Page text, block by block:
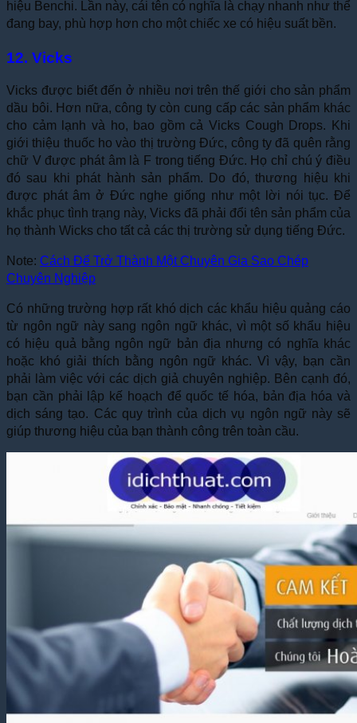
hiệu Benchi. Lần này, cái tên có nghĩa là chạy nhanh như thể
đang bay, phù hợp hơn cho một chiếc xe có hiệu suất bền.
12. Vicks
Vicks được biết đến ở nhiều nơi trên thế giới cho sản phẩm
dầu bôi. Hơn nữa, công ty còn cung cấp các sản phẩm khác
cho cảm lạnh và ho, bao gồm cả Vicks Cough Drops. Khi
giới thiệu thuốc ho vào thị trường Đức, công ty đã quên rằng
chữ V được phát âm là F trong tiếng Đức. Họ chỉ chú ý điều
đó sau khi phát hành sản phẩm. Do đó, thương hiệu khi
được phát âm ở Đức nghe giống như một lời nói tục. Để
khắc phục tình trạng này, Vicks đã phải đổi tên sản phẩm của
họ thành Wicks cho tất cả các thị trường sử dụng tiếng Đức.
Note: Cách Để Trở Thành Một Chuyên Gia Sao Chép
Chuyên Nghiệp
Có những trường hợp rất khó dịch các khẩu hiệu quảng cáo
từ ngôn ngữ này sang ngôn ngữ khác, vì một số khẩu hiệu
có hiệu quả bằng ngôn ngữ bản địa nhưng có nghĩa khác
hoặc khó giải thích bằng ngôn ngữ khác.Vì vậy, bạn cần
phải làm việc với các dịch giả chuyên nghiệp. Bên cạnh đó,
bạn cần phải lập kế hoạch để quốc tế hóa, bản địa hóa và
dịch sáng tạo. Các quy trình của dịch vụ ngôn ngữ này sẽ
giúp thương hiệu của bạn thành công trên toàn cầu.